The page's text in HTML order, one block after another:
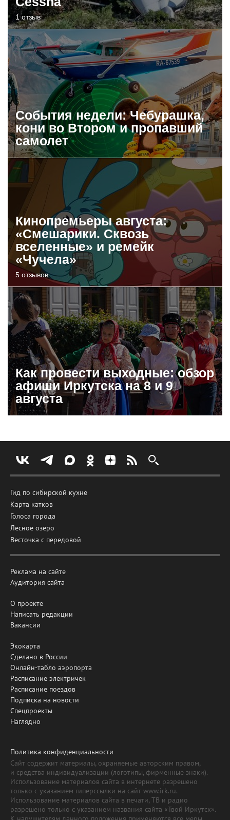
1 отзыв
События недели: Чебурашка,
кони во Втором и пропавший
самолет
Кинопремьеры августа:
«Смешарики. Сквозь
вселенные» и ремейк
«Чучела»
5 отзывов
Как провести выходные: обзор
афиши Иркутска на 8 и 9
августа
Гид по сибирской кухне
Карта катков
Голоса города
Лесное озеро
Весточка с передовой
Реклама на сайте
Аудитория сайта
О проекте
Написать редакции
Вакансии
Экокарта
Сделано в России
Онлайн-табло аэропорта
Расписание электричек
Расписание поездов
Подписка на новости
Спецпроекты
Наглядно
Политика конфиденциальности
Сайт содержит материалы, охраняемые авторским правом,
и средства индивидуализации (логотипы, фирменные знаки).
Использование материалов сайта в интернете разрешено
только с указанием гиперссылки на сайт www.irk.ru.
Использование материалов сайта в печати, ТВ и радио
разрешено только с указанием названия сайта «Твой Иркутск».